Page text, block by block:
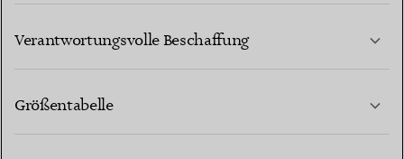
Verantwortungsvolle Beschaffung
Größentabelle